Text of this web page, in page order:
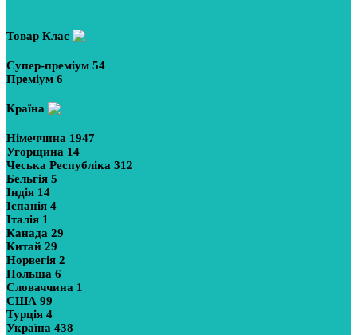
Товар Клас
Супер-преміум 54
Преміум 6
Країна
Німеччина 1947
Угорщина 14
Чеська Республіка 312
Бельгія 5
Індія 14
Іспанія 4
Італія 1
Канада 29
Китай 29
Норвегія 2
Польша 6
Словаччина 1
США 99
Турція 4
Україна 438